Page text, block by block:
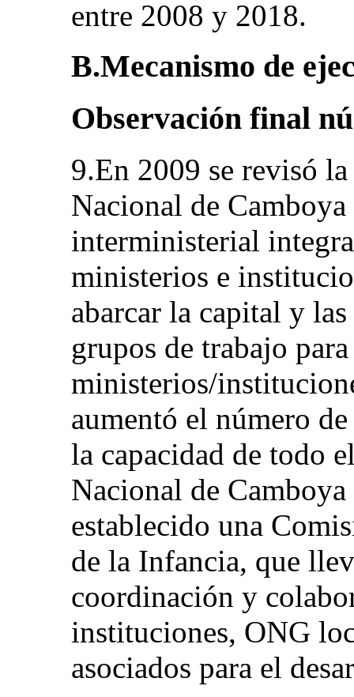
entre 2008 y 2018.
B.Mecanismo de
Observación final
9.En 2009 se revisó
Nacional de
interministerial
ministerios e
abarcar la capital y
grupos de trabajo
ministerios/
aumentó el número
la capacidad de todo
Nacional de
establecido una
de la Infancia, que
coordinación y
instituciones, ONG
asociados para el